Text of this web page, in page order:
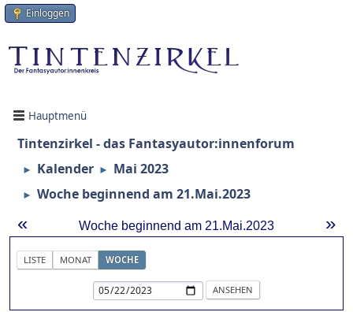
Einloggen
Hauptmenü
Tintenzirkel - das Fantasyautor:innenforum
► Kalender ► Mai 2023
► Woche beginnend am 21.Mai.2023
« »
Woche beginnend am 21.Mai.2023
LISTE MONAT WOCHE